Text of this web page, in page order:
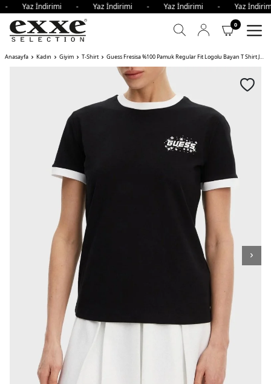
Yaz İndirimi - Yaz İndirimi - Yaz İndirimi - Yaz
0
Anasayfa Kadın Giyim T-Shirt Guess Fresisa %100 Pamuk Regular Fit Logolu Bayan T Shirt JBLK